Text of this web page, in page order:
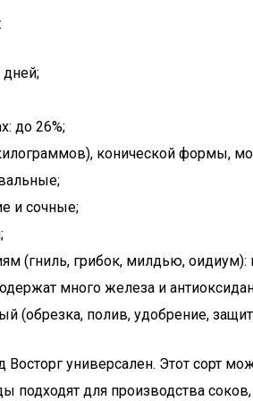
дней;
до 26%;
конической формы,
и сочные;
(гниль, грибок, милдью,
много железа и
(обрезка, полив, удобрение,
Восторг универсален. Этот сорт
подходят для производства